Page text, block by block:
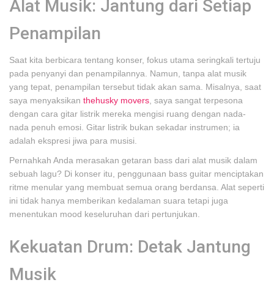
Alat Musik: Jantung dari Setiap
Penampilan
Saat kita berbicara tentang konser, fokus utama seringkali tertuju
pada penyanyi dan penampilannya. Namun, tanpa alat musik
yang tepat, penampilan tersebut tidak akan sama. Misalnya, saat
saya menyaksikan thehusky movers , saya sangat terpesona
dengan cara gitar listrik mereka mengisi ruang dengan nada-
nada penuh emosi. Gitar listrik bukan sekadar instrumen; ia
adalah ekspresi jiwa para musisi.
Pernahkah Anda merasakan getaran bass dari alat musik dalam
sebuah lagu? Di konser itu, penggunaan bass guitar menciptakan
ritme menular yang membuat semua orang berdansa. Alat seperti
ini tidak hanya memberikan kedalaman suara tetapi juga
menentukan mood keseluruhan dari pertunjukan.
Kekuatan Drum: Detak Jantung
Musik